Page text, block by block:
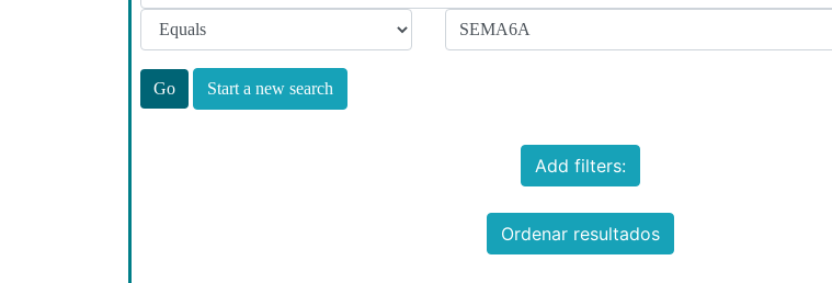
Start a new search
Add filters:
Ordenar resultados